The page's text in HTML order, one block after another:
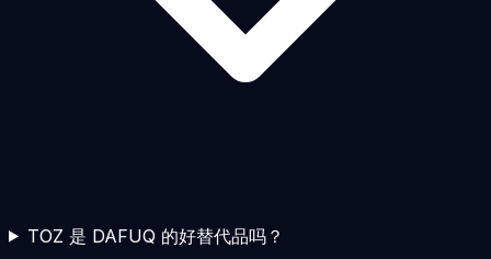
TOZ 是 DAFUQ 的好替代品吗？